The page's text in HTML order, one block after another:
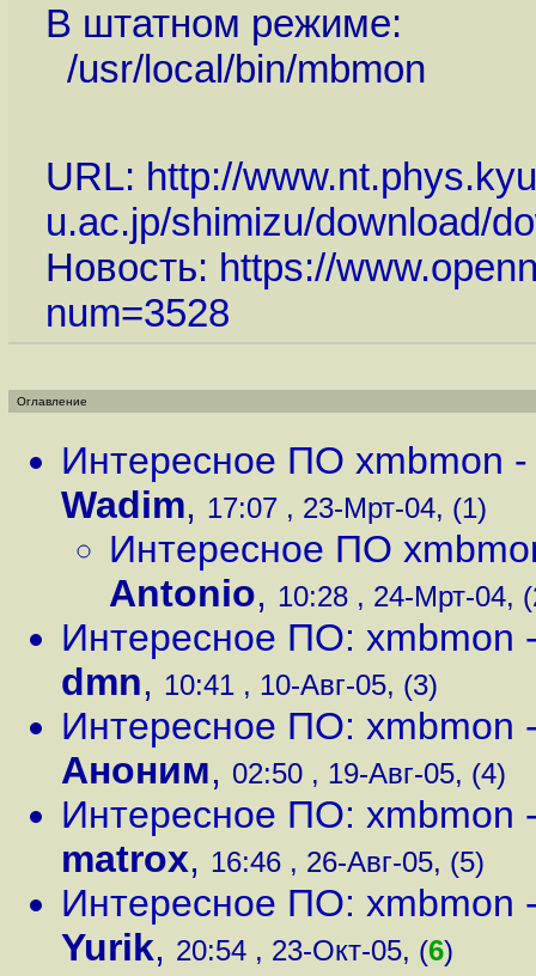
В штатном режиме:
/usr/local/bin/mbmon
URL: http://
u.ac.jp/shimizu/download/
Новость: https://
num=3528
Оглавление
Интересное ПО xmbmon -
Wadim, 17:07 , 23-Мрт-04, (1)
Интересное ПО
Antonio, 10:28 , 24-Мрт-04,
Интересное ПО: xmbmon
dmn, 10:41 , 10-Авг-05, (3)
Интересное ПО: xmbmon
Аноним, 02:50 , 19-Авг-05, (4)
Интересное ПО: xmbmon
matrox, 16:46 , 26-Авг-05, (5)
Интересное ПО: xmbmon
Yurik, 20:54 , 23-Окт-05, (6)